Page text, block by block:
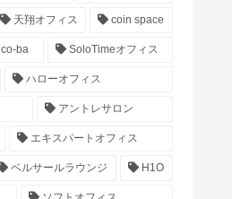
天翔オフィス coin space
co-ba SoloTimeオフィス
ハローオフィス
アントレサロン
エキスパートオフィス
ベルサールラウンジ H1O